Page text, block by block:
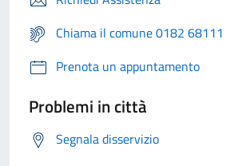
Chiama il comune 0182 68111
Prenota un appuntamento
Problemi in città
Segnala disservizio